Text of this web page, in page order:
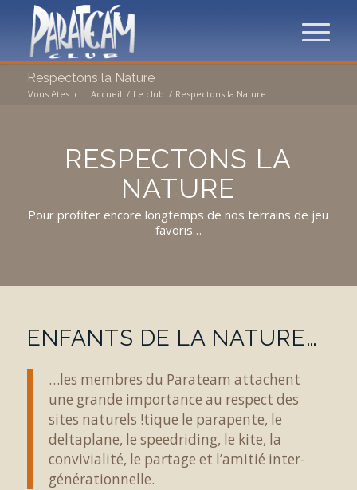
Respectons la Nature
Vous êtes ici : Accueil / Le club / Respectons la Nature
RESPECTONS LA
NATURE
Pour profiter encore longtemps de nos terrains de jeu
favoris…
ENFANTS DE LA NATURE…
…les membres du Parateam attachent
une grande importance au respect des
sites naturels !tique le parapente, le
deltaplane, le speedriding, le kite, la
convivialité, le partage et l’amitié inter-
générationnelle.